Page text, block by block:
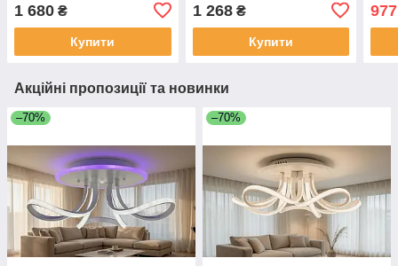
1 680 ₴
Купити
1 268₴
Купити
Акційні пропозиції та новинки
–70% –70%